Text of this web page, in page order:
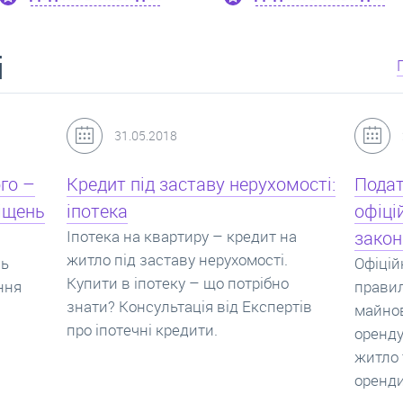
24.07.2017
Податок з оренди квартири,
офіційний договір оренди та
законна здача житла
Офіційно здати квартиру в найм. Як
правильно укладати договір
майнового найму, який податок за
оренду квартири. Законно здати
ціни